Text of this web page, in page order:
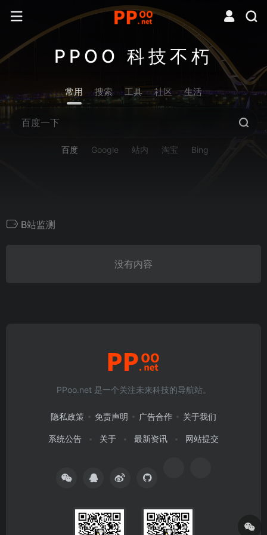
PPOO 科技不朽
常用 搜索 工具 社区 生活
百度 Google 站内 淘宝 Bing
B站监测
没有内容
PPoo.net 是一个关注未来科技的导航站。
隐私政策 免责声明 广告合作 关于我们
系统公告 关于 最新资讯 网站提交